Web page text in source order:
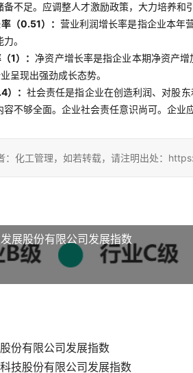
备不足。应调整人才激励政策，大力培养和
（0.51）： 营业利润增长率是指企业本年
。
1）： 净资产增长率是指企业本期净资产
呈现出强劲成长态势。
）： 社会责任是指企业在创造利润、对股
容不够全面。企业社会责任意识尚可。企
：化工管理，如若转载，请注明出处：
展股份有限公司发展指数
份有限公司发展指数
技股份有限公司发展指数